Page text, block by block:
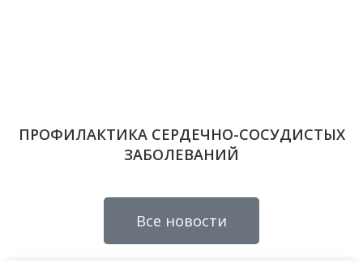
ПРОФИЛАКТИКА СЕРДЕЧНО-СОСУДИСТЫХ
ЗАБОЛЕВАНИЙ
Все новости